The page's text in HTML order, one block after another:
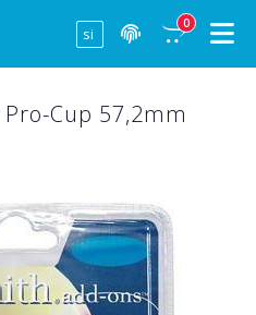
0
Cup 57,2mm